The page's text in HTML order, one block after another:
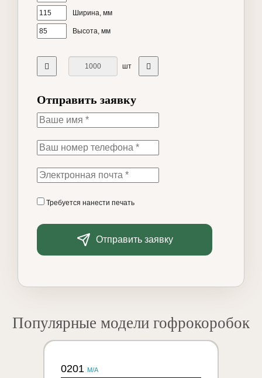
Ширина, мм
Высота, мм
шт
Отправить заявку
Требуется нанести печать
Отправить заявку
Популярные модели гофрокоробок
0201 M/A